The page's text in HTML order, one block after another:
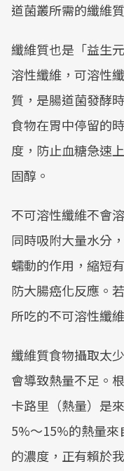
道菌叢所需的纖維
纖維質也是「益生
溶性纖維，可溶性
質，是腸道菌發酵
食物在胃中停留的
度，防止血糖急速
固醇。
不可溶性纖維不會
同時吸附大量水分
蠕動的作用，縮短
防大腸癌化反應。
所吃的不可溶性纖
纖維質食物攝取太
會導致熱量不足。
卡路里（熱量）是
5%～15%的熱量
的濃度，正有賴於